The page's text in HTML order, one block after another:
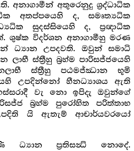
අනාගාමීන් අතුරෙනුදු ශ්‍රද්ධාධික
අතප්පයෙහි ද, සමෘත්‍යධික
සුදස්සියෙහි ද, ප්‍රඥාධික
ශුෂ්ක විදර්ශන අනාගාමීහු මරණ
ධ්‍යාන උපදවති. ඔවුන් සමාධි
ලාභී ස්ත්‍රීහු බ්‍රහ්ම පාරිසජ්ජයෙහි
ස්ත්‍රීහු පඨමජ්ඣාන භූමි
උපදින්නෝ හීනධ්‍යාශය ඇති
වැ නො ඉපිදැ ඔවුන්ගේ
බ්‍රහ්ම පුරෝහිත පරිත්තාභ
යි ඇතැම් ආචාර්යවරයෝ
ධ්‍යාන ප්‍රතිසන්‍ධි නොදේ.